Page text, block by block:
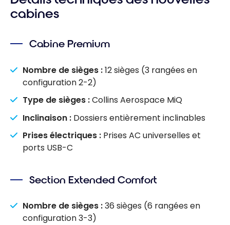
avec la
World Elite
d RBC®
d’entrepris
e
cabines
Cabine Premium
Nombre de sièges :12 sièges (3 rangées en
configuration 2-2)
Type de sièges :Collins Aerospace MiQ
Inclinaison : Dossiers entièrement inclinables
Prises électriques : Prises AC universelles et
ports USB-C
Section Extended Comfort
Nombre de sièges :36 sièges (6 rangées en
configuration 3-3)